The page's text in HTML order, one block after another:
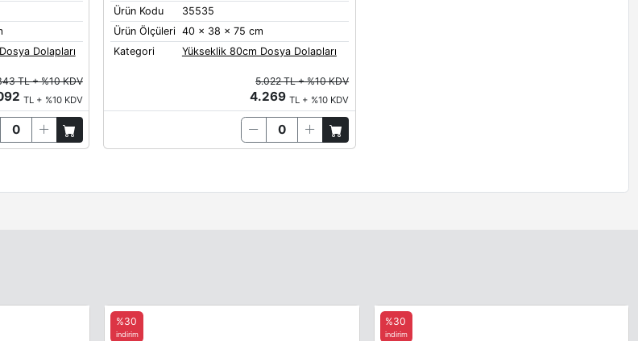
Dolapları
TL + %10 KDV
TL + %10 KDV
Ürün Kodu
35535
Ürün Ölçüleri 40 x 38 x 75 cm
Kategori
Yükseklik 80cm Dosya Dolapları
5.022 TL + %10 KDV
4.269TL + %10 KDV
%30
indirim
%30
indirim